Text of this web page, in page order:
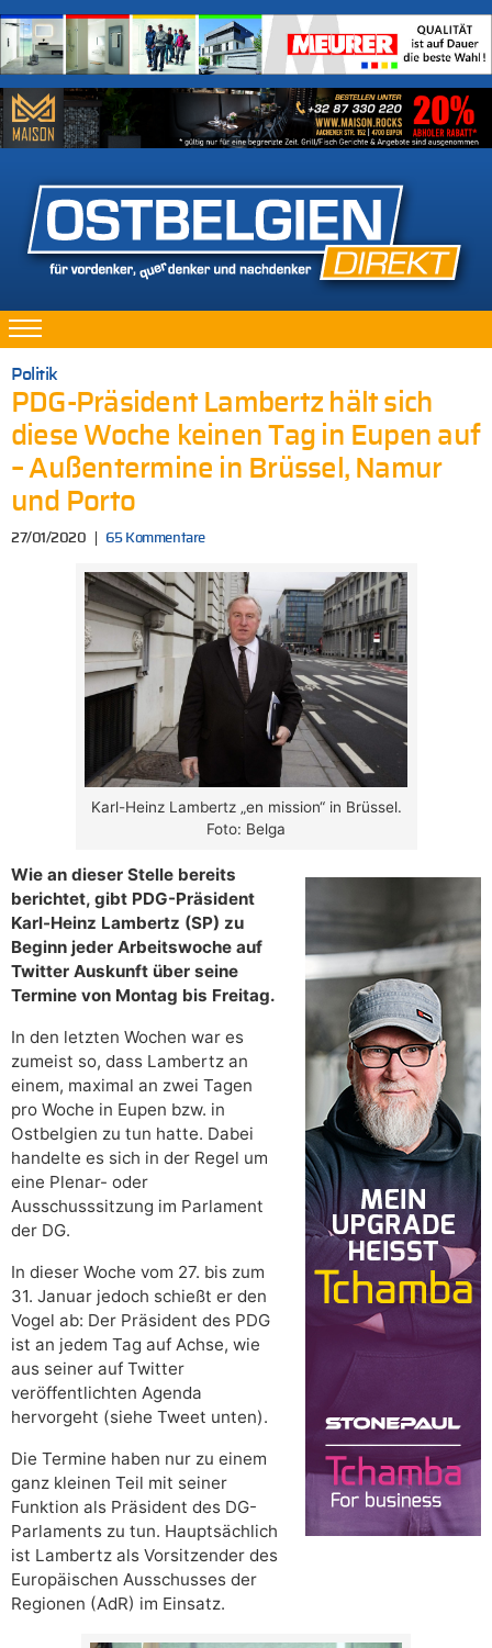
Politik
PDG-Präsident Lambertz hält sich
diese Woche keinen Tag in Eupen auf
– Außentermine in Brüssel, Namur
und Porto
27/01/2020 65 Kommentare
Karl-Heinz Lambertz „en mission“ in Brüssel.
Foto: Belga
Wie an dieser Stelle bereits
berichtet, gibt PDG-Präsident
Karl-Heinz Lambertz (SP) zu
Beginn jeder Arbeitswoche auf
Twitter Auskunft über seine
Termine von Montag bis Freitag.
In den letzten Wochen war es
zumeist so, dass Lambertz an
einem, maximal an zwei Tagen
pro Woche in Eupen bzw. in
Ostbelgien zu tun hatte. Dabei
handelte es sich in der Regel um
eine Plenar- oder
Ausschusssitzung im Parlament
der DG.
In dieser Woche vom 27. bis zum
31. Januar jedoch schießt er den
Vogel ab: Der Präsident des PDG
ist an jedem Tag auf Achse, wie
aus seiner auf Twitter
veröffentlichten Agenda
hervorgeht (siehe Tweet unten).
Die Termine haben nur zu einem
ganz kleinen Teil mit seiner
Funktion als Präsident des DG-
Parlaments zu tun. Hauptsächlich
ist Lambertz als Vorsitzender des
Europäischen Ausschusses der
Regionen (AdR) im Einsatz.